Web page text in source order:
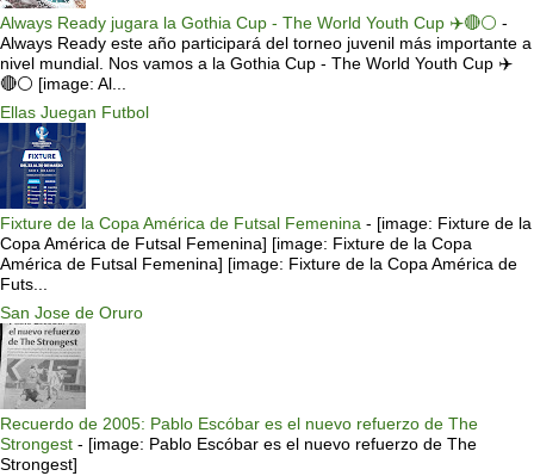
Always Ready jugara la Gothia Cup - The World Youth Cup ✈️🔴⚪️ -
Always Ready este año participará del torneo juvenil más importante a
nivel mundial. Nos vamos a la Gothia Cup - The World Youth Cup ✈️
🔴⚪️ [image: Al...
Ellas Juegan Futbol
Fixture de la Copa América de Futsal Femenina - [image: Fixture de la
Copa América de Futsal Femenina] [image: Fixture de la Copa
América de Futsal Femenina] [image: Fixture de la Copa América de
Futs...
San Jose de Oruro
Recuerdo de 2005: Pablo Escóbar es el nuevo refuerzo de The
Strongest - [image: Pablo Escóbar es el nuevo refuerzo de The
Strongest]